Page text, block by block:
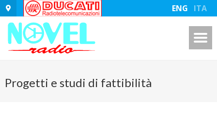
ENG ITA
Progetti e studi di fattibilità